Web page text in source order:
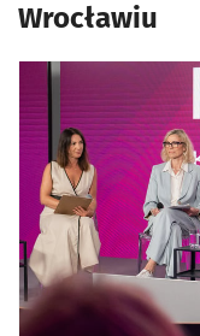
Wrocławiu